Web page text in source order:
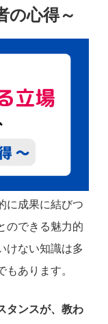
の心得～
に成果に結びつ
のできる魅力的
けない知識は多
もあります。
タンスが、教わ